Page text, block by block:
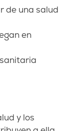
de una salud
en
y los